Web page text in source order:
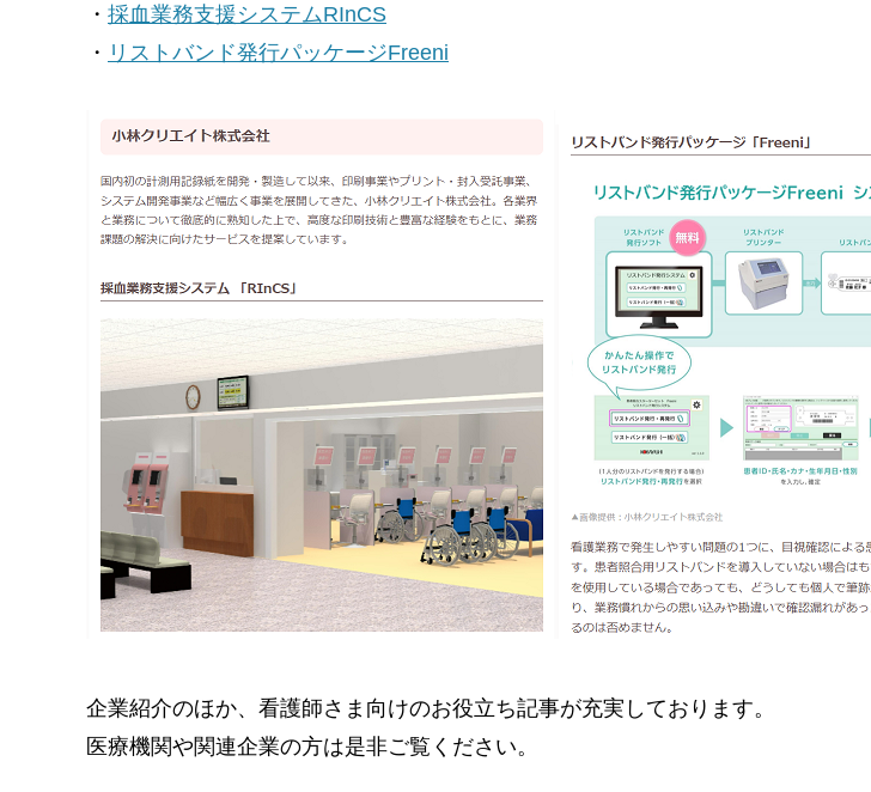
・ 採血業務支援システムRInCS
・ リストバンド発行パッケージFreeni
企業紹介のほか、看護師さま向けのお役立ち記事が充実しております。
医療機関や関連企業の方は是非ご覧ください。